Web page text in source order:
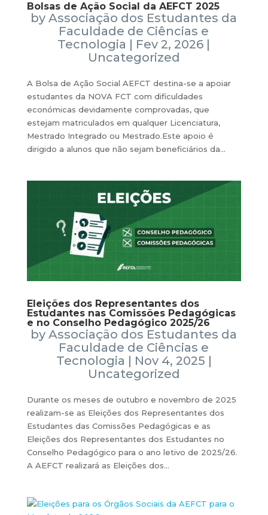
Bolsas de Ação Social da AEFCT 2025
byAssociação dos Estudantes da
Faculdade de Ciências e
Tecnologia
Fev 2, 2026
Uncategorized
A Bolsa de Ação Social AEFCT destina-se a apoiar
estudantes da NOVA FCT com dificuldades
económicas devidamente comprovadas, que
estejam matriculados em qualquer Licenciatura,
Mestrado Integrado ou Mestrado.Este apoio é
dirigido a alunos que não sejam beneficiários da...
Eleições dos Representantes dos
Estudantes nas Comissões Pedagógicas
e no Conselho Pedagógico 2025/26
byAssociação dos Estudantes da
Faculdade de Ciências e
Tecnologia | Nov 4, 2025 |
Uncategorized
Durante os meses de outubro e novembro de 2025
realizam-se as Eleições dos Representantes dos
Estudantes das Comissões Pedagógicas e as
Eleições dos Representantes dos Estudantes no
Conselho Pedagógico para o ano letivo de 2025/26.
A AEFCT realizará as Eleições dos...